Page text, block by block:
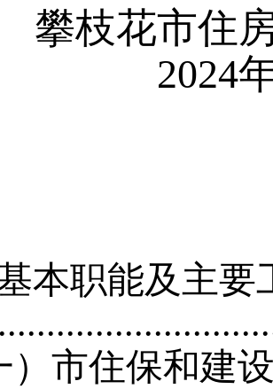
攀枝花市住
2024
本职能及主要
）市住保和建